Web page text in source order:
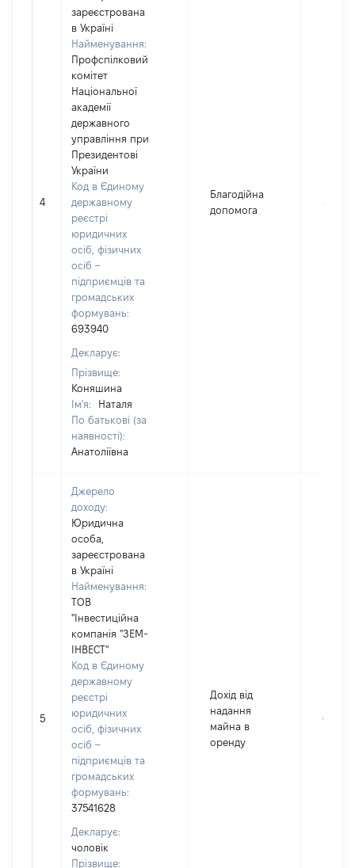
4
зареєстрована
в Україні
Найменування:
Профспілковий
комітет
Національної
академії
державного
управління при
Президентові
України
Код в Єдиному
державному
реєстрі
юридичних
осіб, фізичних
осіб –
підприємців та
громадських
формувань:
693940
Декларує:
Прізвище:
Коняшина
Ім'я:
Наталя
По батькові (за
наявності):
Анатоліївна
Благодійна
допомога
500
5
Джерело
доходу:
Юридична
особа,
зареєстрована
в Україні
Найменування:
ТОВ
"Інвестиційна
компанія "ЗЕМ-
ІНВЕСТ"
Код в Єдиному
державному
реєстрі
юридичних
осіб, фізичних
осіб –
підприємців та
громадських
формувань:
37541628
Декларує:
чоловік
Прізвище:
Дохід від
надання
майна в
оренду
6500